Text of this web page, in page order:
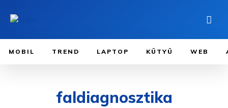
MOBIL TREND LAPTOP KÜTYÜ WEB
faldiagnosztika